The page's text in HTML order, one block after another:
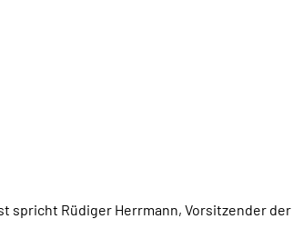
spricht Rüdiger Herrmann, Vorsitzender